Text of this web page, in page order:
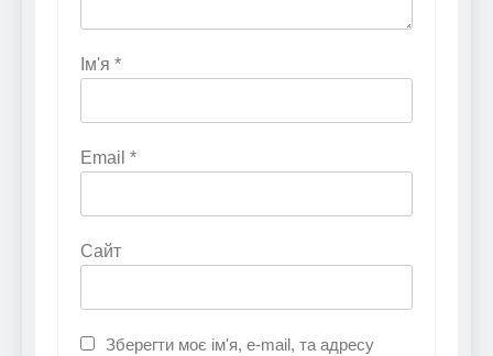
Ім'я *
Email *
Сайт
Зберегти моє ім'я, e-mail, та адресу